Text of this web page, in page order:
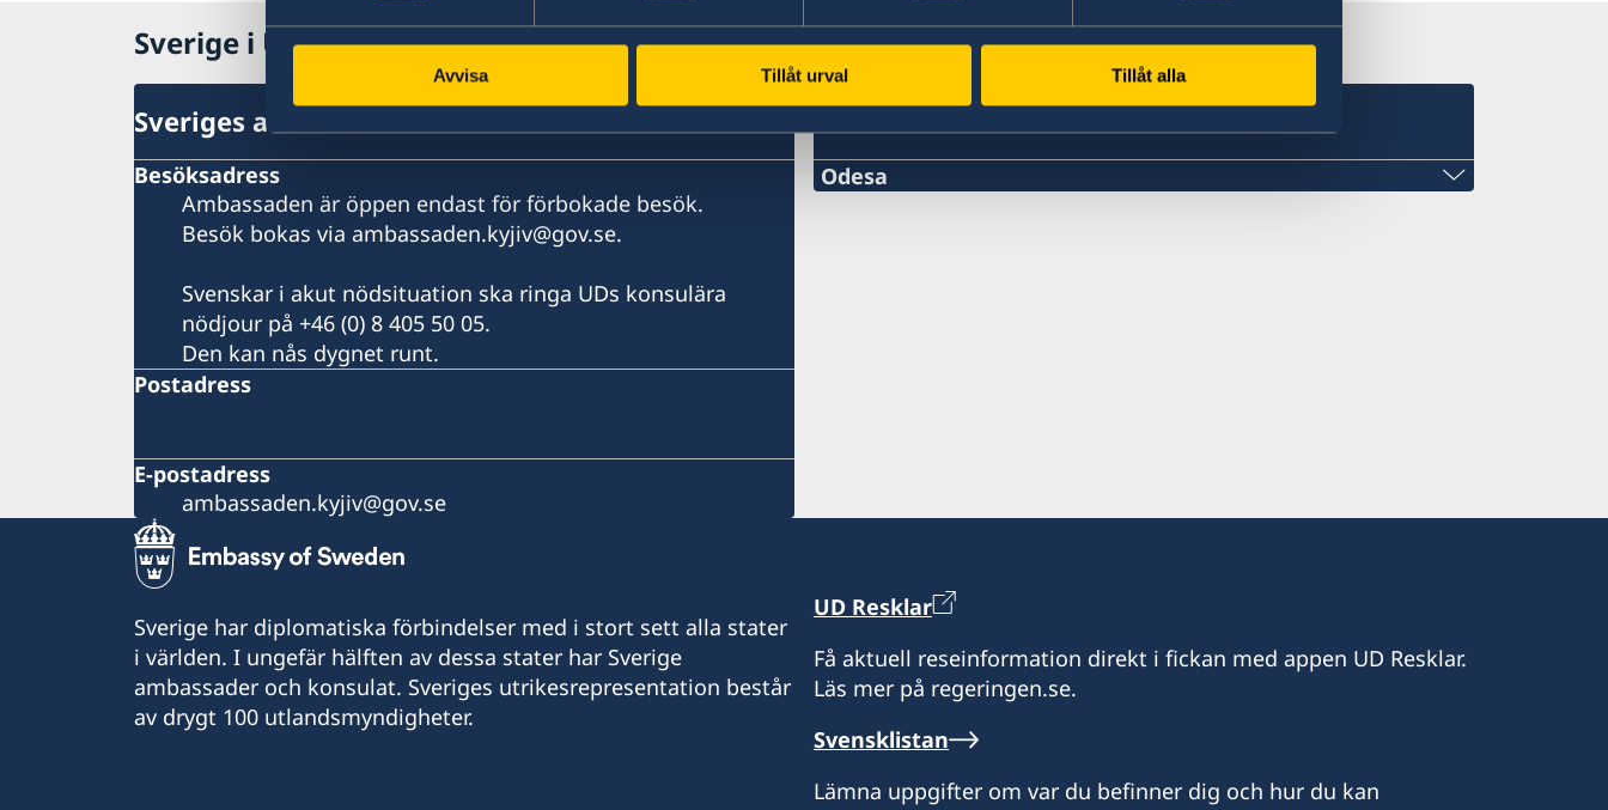
Avvisa Tillåt urval Tillåt alla
Sverige i Ukraina
Sveriges ambassad
Besöksadress
Ambassaden är öppen endast för förbokade besök.
Besök bokas via ambassaden.kyjiv@gov.se.
Svenskar i akut nödsituation ska ringa UDs konsulära
nödjour på +46 (0) 8 405 50 05.
Den kan nås dygnet runt.
Postadress
E-postadress
ambassaden.kyjiv@gov.se
Odesa
Carl Sturén
Sverige har diplomatiska förbindelser med i stort sett alla stater
i världen. I ungefär hälften av dessa stater har Sverige
ambassader och konsulat. Sveriges utrikesrepresentation består
av drygt 100 utlandsmyndigheter.
UD Resklar
Få aktuell reseinformation direkt i fickan med appen UD Resklar.
Läs mer på regeringen.se.
Svensklistan
Lämna uppgifter om var du befinner dig och hur du kan